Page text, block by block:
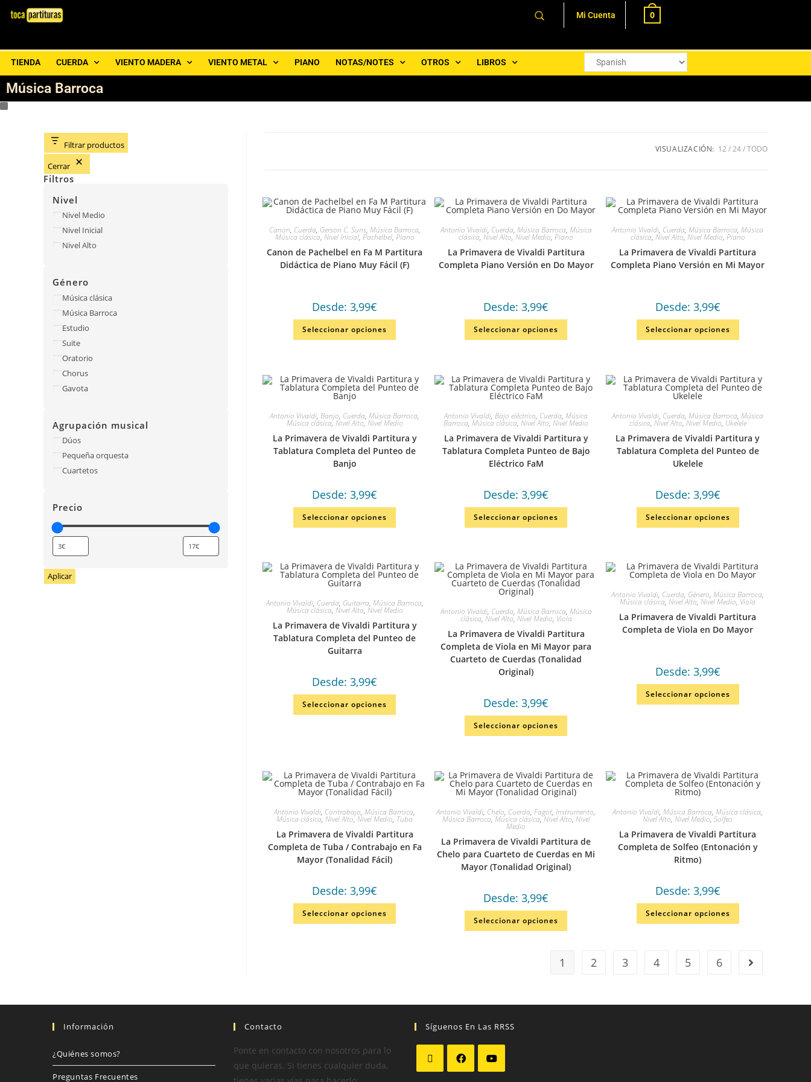
Mi Cuenta 0
TIENDA CUERDA VIENTO MADERA VIENTO METAL PIANO NOTAS/NOTES OTROS LIBROS
Música Barroca
Filtrar productos
Cerrar
Filtros
Nivel
Nivel Medio
Nivel Inicial
Nivel Alto
Género
Música clásica
Música Barroca
Estudio
Suite
Oratorio
Chorus
Gavota
Agrupación musical
Dúos
Pequeña orquesta
Cuartetos
Precio
Aplicar
VISUALIZACIÓN: 12 24 TODO
Canon, Cuerda, Gerson C. Suns, Música Barroca,
Música clásica, Nivel Inicial, Pachelbel, Piano
Canon de Pachelbel en Fa M Partitura
Didáctica de Piano Muy Fácil (F)
Desde:3,99€
Seleccionar opciones
Antonio Vivaldi, Cuerda, Música Barroca, Música
clásica,Nivel Alto,Nivel Medio,Piano
La Primavera de Vivaldi Partitura
Completa Piano Versión en Do Mayor
Desde:3,99€
Seleccionar opciones
Antonio Vivaldi, Cuerda,Música Barroca,Música
clásica, Nivel Alto,Nivel Medio, Piano
La Primavera de Vivaldi Partitura
Completa Piano Versión en Mi Mayor
Desde: 3,99€
Seleccionar opciones
Antonio Vivaldi,Banjo, Cuerda,Música Barroca,
Música clásica,Nivel Alto,Nivel Medio
La Primavera de Vivaldi Partitura y
Tablatura Completa del Punteo de
Banjo
Desde:3,99€
Seleccionar opciones
Antonio Vivaldi,Bajo eléctrico, Cuerda,Música
Barroca,Música clásica,Nivel Alto,Nivel Medio
La Primavera de Vivaldi Partitura y
Tablatura Completa Punteo de Bajo
Eléctrico FaM
Desde:3,99€
Seleccionar opciones
Antonio Vivaldi, Cuerda,Música Barroca,Música
clásica, Nivel Alto,Nivel Medio, Ukelele
La Primavera de Vivaldi Partitura y
Tablatura Completa del Punteo de
Ukelele
Desde: 3,99€
Seleccionar opciones
Antonio Vivaldi, Cuerda, Guitarra, Música Barroca,
Música clásica, Nivel Alto, Nivel Medio
La Primavera de Vivaldi Partitura y
Tablatura Completa del Punteo de
Guitarra
Desde:3,99€
Seleccionar opciones
Antonio Vivaldi, Cuerda, Música Barroca, Música
clásica, Nivel Alto, Nivel Medio, Viola
La Primavera de Vivaldi Partitura
Completa de Viola en Mi Mayor para
Cuarteto de Cuerdas (Tonalidad
Original)
Desde:3,99€
Seleccionar opciones
Antonio Vivaldi, Cuerda, Género,Música Barroca,
Música clásica,Nivel Alto,Nivel Medio, Viola
La Primavera de Vivaldi Partitura
Completa de Viola en Do Mayor
Desde: 3,99€
Seleccionar opciones
Antonio Vivaldi, Contrabajo,Música Barroca,
Música clásica,Nivel Alto,Nivel Medio, Tuba
La Primavera de Vivaldi Partitura
Completa de Tuba / Contrabajo en Fa
Mayor (Tonalidad Fácil)
Desde:3,99€
Seleccionar opciones
Antonio Vivaldi, Chelo, Cuerda,Fagot,Instrumento,
Música Barroca, Música clásica,Nivel Alto, Nivel
Medio
La Primavera de Vivaldi Partitura de
Chelo para Cuarteto de Cuerdas en Mi
Mayor (Tonalidad Original)
Desde:3,99€
Seleccionar opciones
Antonio Vivaldi,Música Barroca,Música clásica,
Nivel Alto,Nivel Medio,Solfeo
La Primavera de Vivaldi Partitura
Completa de Solfeo (Entonación y
Ritmo)
Desde: 3,99€
Seleccionar opciones
1 2 3 4 5 6
Información
¿Quiénes somos?
Preguntas Frecuentes
Contacto
Ponte en contacto con nosotros para lo
que quieras. Si tienes cualquier duda,
Síguenos En Las RRSS